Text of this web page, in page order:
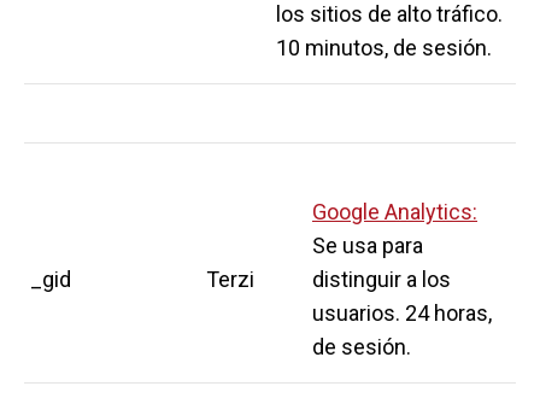
los sitios de alto tráfico.
10 minutos, de sesión.
_gid Terzi
Google Analytics:
Se usa para
distinguir a los
usuarios. 24 horas,
de sesión.